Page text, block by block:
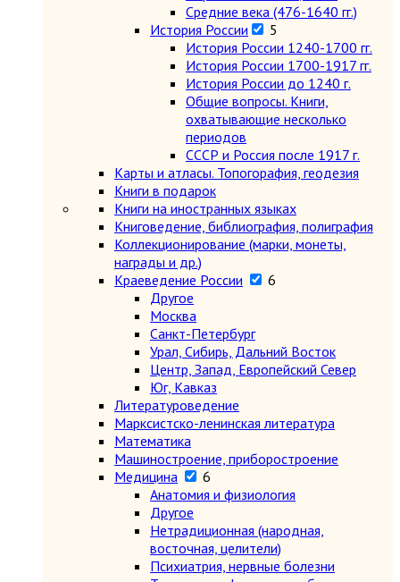
Средние века (476-1640 гг.)
История России
5
История России 1240-1700 гг.
История России 1700-1917 гг.
История России до 1240 г.
Общие вопросы. Книги,
охватывающие несколько
периодов
СССР и Россия после 1917 г.
Карты и атласы. Топогорафия, геодезия
Книги в подарок
Книги на иностранных языках
Книговедение, библиография, полиграфия
Коллекционирование (марки, монеты,
награды и др.)
Краеведение России
6
Другое
Москва
Санкт-Петербург
Урал, Сибирь, Дальний Восток
Центр, Запад, Европейский Север
Юг, Кавказ
Литературоведение
Марксистско-ленинская литература
Математика
Машиностроение, приборостроение
Медицина
6
Анатомия и физиология
Другое
Нетрадиционная (народная,
восточная, целители)
Психиатрия, нервные болезни